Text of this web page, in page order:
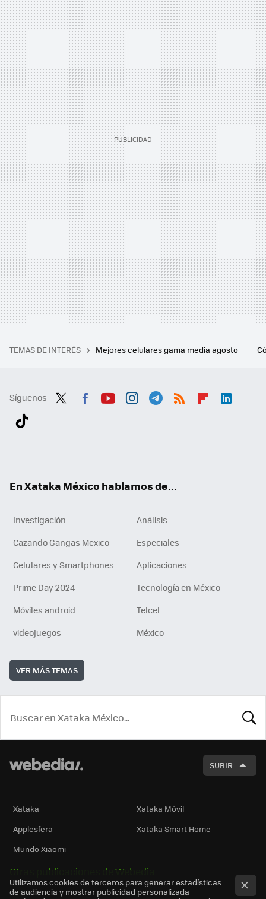
TEMAS DE INTERÉS Mejores celulares gama media agosto
Síguenos
En Xataka México hablamos de...
Investigación
Análisis
Cazando Gangas Mexico
Especiales
Celulares y Smartphones
Aplicaciones
Prime Day 2024
Tecnología en México
Móviles android
Telcel
videojuegos
México
VER MÁS TEMAS
SUBIR
Xataka
Xataka Móvil
Applesfera
Xataka Smart Home
Mundo Xiaomi
Otras publicaciones de Webedia
Utilizamos cookies de terceros para generar estadísticas
de audiencia y mostrar publicidad personalizada